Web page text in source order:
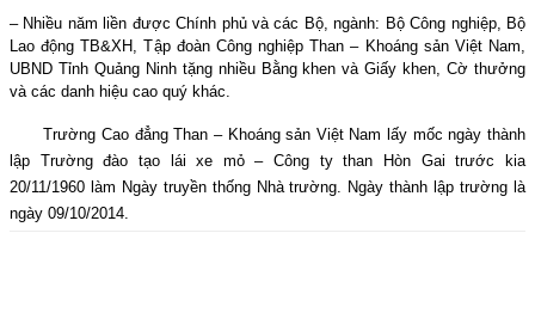
– Nhiều năm liền được Chính phủ và các Bộ, ngành: Bộ Công nghiệp, Bộ
Lao động TB&XH, Tập đoàn Công nghiệp Than – Khoáng sản Việt Nam,
UBND Tỉnh Quảng Ninh tặng nhiều Bằng khen và Giấy khen, Cờ thưởng
và các danh hiệu cao quý khác.
Trường Cao đẳng Than – Khoáng sản Việt Nam lấy mốc ngày thành
lập Trường đào tạo lái xe mỏ – Công ty than Hòn Gai trước kia
20/11/1960 làm Ngày truyền thống Nhà trường. Ngày thành lập trường là
ngày 09/10/2014.